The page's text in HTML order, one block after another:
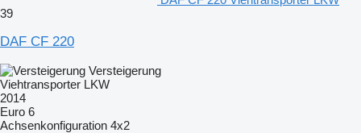
39
DAF CF 220
Versteigerung
Viehtransporter LKW
2014
Euro 6
Achsenkonfiguration 4x2